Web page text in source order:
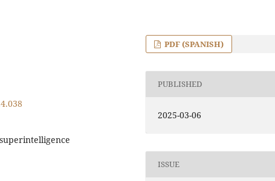
PDF (SPANISH)
PUBLISHED
2025-03-06
ISSUE